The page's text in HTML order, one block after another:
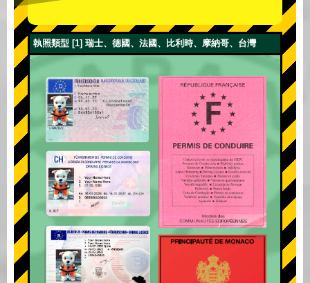
執照類型 [1] 瑞士、德國、法國、比利時、摩納哥、台灣